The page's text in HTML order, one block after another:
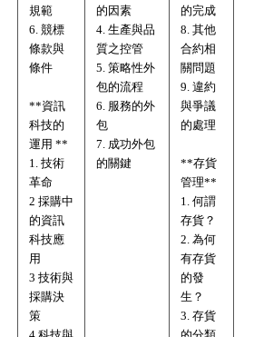
規範
6. 競標
條款與
條件
**資訊
科技的
運用 **
1. 技術
革命
2 採購中
的資訊
科技應
用
3 技術與
採購決
策
的因素
4. 生產與品
質之控管
5. 策略性外
包的流程
6. 服務的外
包
7. 成功外包
的關鍵
的完成
8. 其他
合約相
關問題
9. 違約
與爭議
的處理
**存貨
管理**
1. 何謂
存貨？
2. 為何
有存貨
的發
生？
3. 存貨